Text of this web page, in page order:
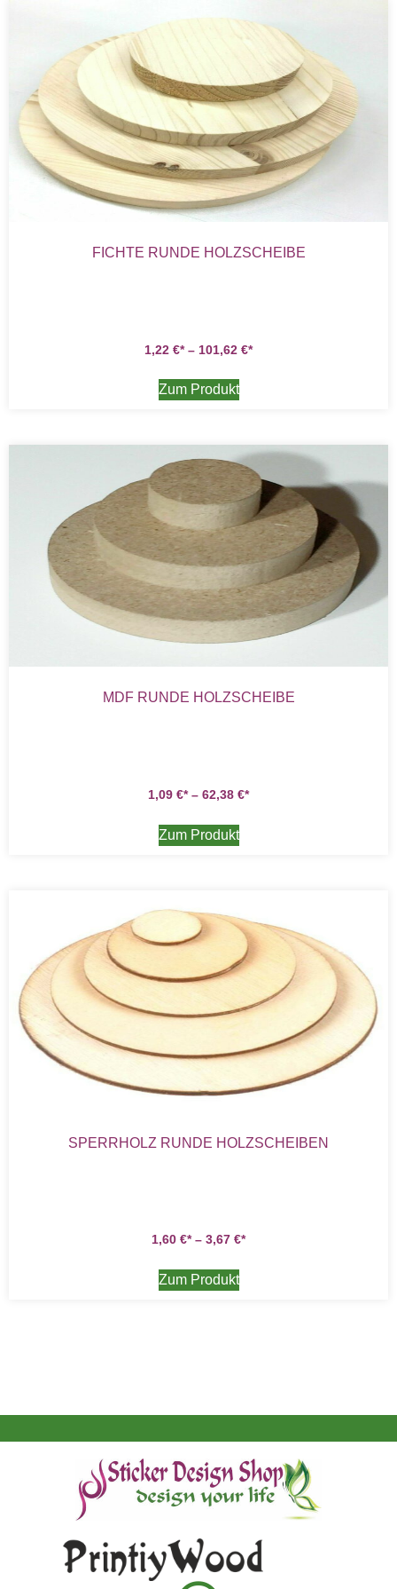
FICHTE RUNDE HOLZSCHEIBE
1,22 € – 101,62 €
Zum Produkt
MDF RUNDE HOLZSCHEIBE
1,09 € – 62,38 €
Zum Produkt
SPERRHOLZ RUNDE HOLZSCHEIBEN
1,60 € – 3,67 €
Zum Produkt